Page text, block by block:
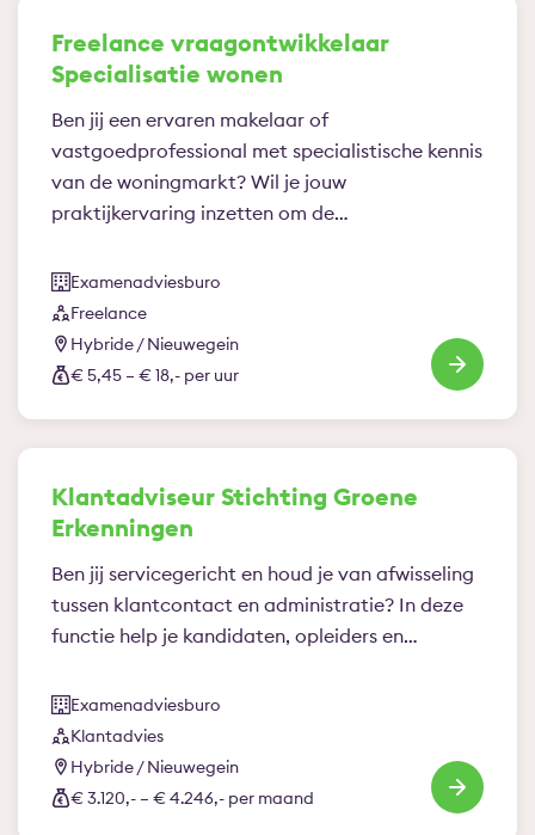
Freelance vraagontwikkelaar
Specialisatie wonen
Ben jij een ervaren makelaar of
vastgoedprofessional met specialistische kennis
van de woningmarkt? Wil je jouw
praktijkervaring inzetten om de…
Examenadviesburo
Freelance
Hybride / Nieuwegein
€ 5,45 – € 18,- per uur
Klantadviseur Stichting Groene
Erkenningen
Ben jij servicegericht en houd je van afwisseling
tussen klantcontact en administratie? In deze
functie help je kandidaten, opleiders en…
Examenadviesburo
Klantadvies
Hybride / Nieuwegein
€ 3.120,- – € 4.246,- per maand